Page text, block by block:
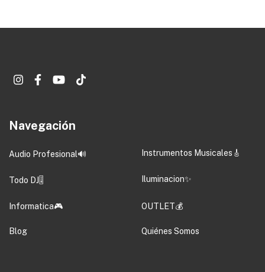
Navegación
Audio Profesional🔊 Instrumentos Musicales🎸
Todo DJ🎚️ Iluminacion✨
Informatica🎮 OUTLET💰
Blog Quiénes Somos